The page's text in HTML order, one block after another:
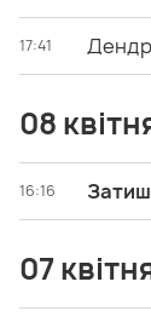
17:41
08
16:16
07